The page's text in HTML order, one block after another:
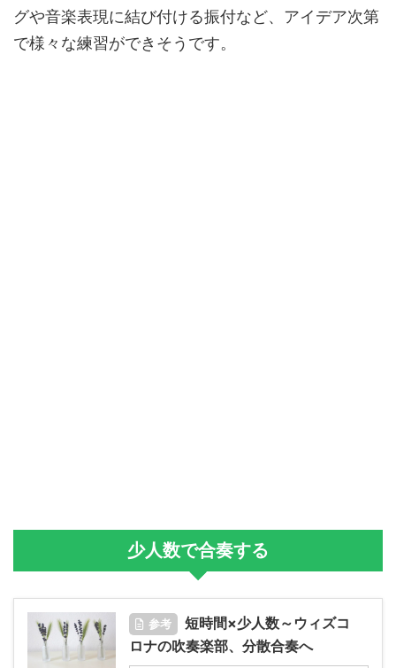
グや音楽表現に結び付ける振付など、アイデア次第
で様々な練習ができそうです。
少人数で合奏する
参考
短時間×少人数～ウィズコ
ロナの吹奏楽部、分散合奏へ